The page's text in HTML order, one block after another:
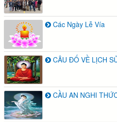
Các Ngày Lễ Vía
CÂU ĐỐ VỀ LỊCH
CẦU AN NGHI